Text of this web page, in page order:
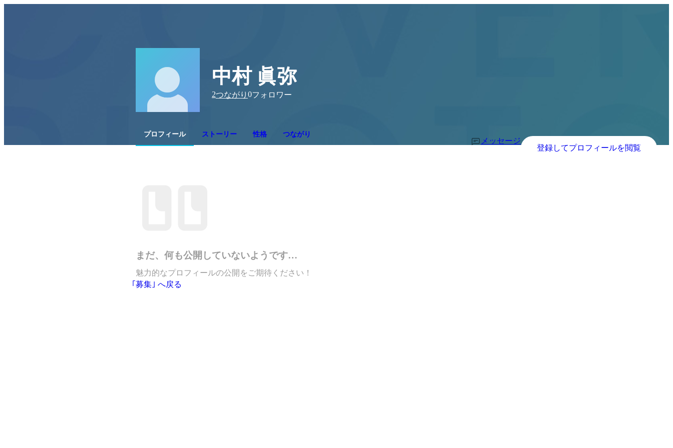
中村 眞弥
2つながり 0フォロワー
プロフィール ストーリー 性格 つながり
メッセージ
登録してプロフィールを閲覧
まだ、何も公開していないようです…
魅力的なプロフィールの公開をご期待ください！
｢募集｣ へ戻る